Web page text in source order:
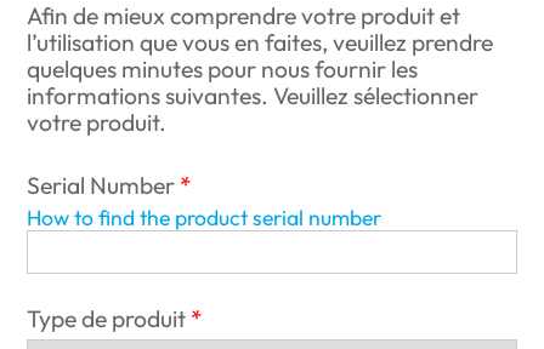
Afin de mieux comprendre votre produit et
l’utilisation que vous en faites, veuillez prendre
quelques minutes pour nous fournir les
informations suivantes. Veuillez sélectionner
votre produit.
Serial Number
How to find the product serial number
Type de produit